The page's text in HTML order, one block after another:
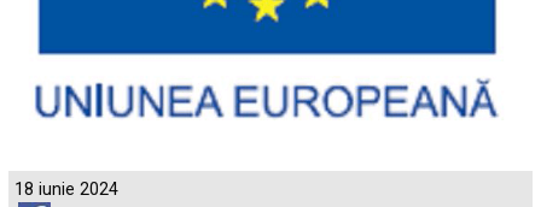
18 iunie 2024